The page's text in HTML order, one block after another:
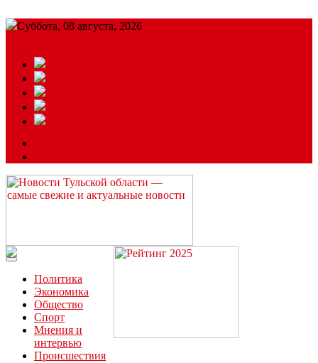
Суббота, 08 августа, 2026
Читайте последние новости дня в Тульской области на сайте
“ЗаНовомосковск”
Политика
Экономика
Общество
Спорт
Мнения и
интервью
Происшествия